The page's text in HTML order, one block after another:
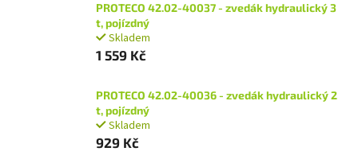
PROTECO 42.02-40037 - zvedák hydraulický 3
t, pojízdný
Skladem
1 559 Kč
PROTECO 42.02-40036 - zvedák hydraulický 2
t, pojízdný
Skladem
929 Kč